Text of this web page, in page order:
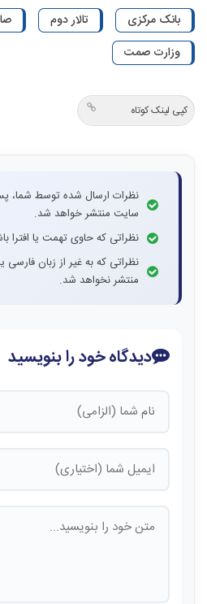
بانک مرکزی تالار دوم
وزارت صمت
کپی لینک کوتاه
نظرات ارسال شده توسط شما،
سایت منتشر خواهد شد.
نظراتی که حاوی تهمت یا افترا
نظراتی که به غیر از زبان فارسی
منتشر نخواهد شد.
دیدگاه خود را بنویسید